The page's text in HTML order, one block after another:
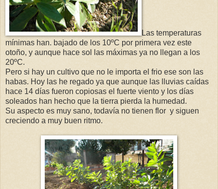
Las temperaturas
mínimas han. bajado de los 10ºC por primera vez este
otoño, y aunque hace sol las máximas ya no llegan a los
20ºC.
Pero si hay un cultivo que no le importa el frio ese son las
habas. Hoy las he regado ya que aunque las lluvias caídas
hace 14 días fueron copiosas el fuerte viento y los días
soleados han hecho que la tierra pierda la humedad.
Su aspecto es muy sano, todavía no tienen flor y siguen
creciendo a muy buen ritmo.